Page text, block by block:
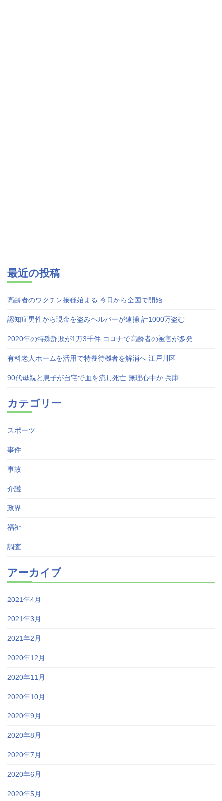
最近の投稿
高齢者のワクチン接種始まる 今日から全国で開始
認知症男性から現金を盗みヘルパーが逮捕 計1000万盗む
2020年の特殊詐欺が1万3千件 コロナで高齢者の被害が多発
有料老人ホームを活用で特養待機者を解消へ 江戸川区
90代母親と息子が自宅で血を流し死亡 無理心中か 兵庫
カテゴリー
スポーツ
事件
事故
介護
政界
福祉
調査
アーカイブ
2021年4月
2021年3月
2021年2月
2020年12月
2020年11月
2020年10月
2020年9月
2020年8月
2020年7月
2020年6月
2020年5月